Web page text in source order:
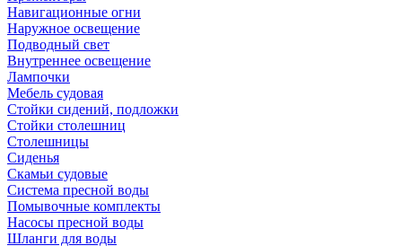
Навигационные огни
Наружное освещение
Подводный свет
Внутреннее освещение
Лампочки
Мебель судовая
Стойки сидений, подложки
Стойки столешниц
Столешницы
Сиденья
Скамьи судовые
Система пресной воды
Помывочные комплекты
Насосы пресной воды
Шланги для воды